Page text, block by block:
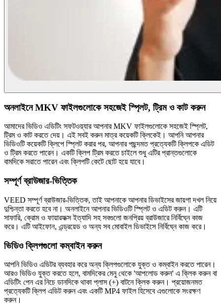
অনলাইনে MKV ফাইলগুলোকে সহজেই স্প্লিট, ট্রিম ও কাট করুন
আমাদের ভিডিও এডিটিং সফটওয়্যার আপনার MKV ফাইলগুলোকে সহজেই স্প্লিট,
ট্রিম ও কাট করতে দেয়। এই সবই করুন মাত্র কয়েকটি ক্লিকেই। আপনি আপনার
ভিডিওটি কয়েকটি ক্লিপে স্প্লিট করার পর, আপনার পছন্দমত প্রত্যেকটি ক্লিপকে এডিট
ও ট্রিম করতে পারেন। একটি ক্লিপ ট্রিম করতে চাইলে শুধু এটির প্রান্তগুলোকে
বামদিকে সরাতে পারেন এবং ক্লিপটি কেটে ছোট হয়ে যাবে।
সম্পূর্ণ ব্রাউজার-ভিত্তিক
VEED সম্পূর্ণ ব্রাউজার-ভিত্তিক, তাই আপনাকে আপনার ডিভাইসের জায়গা দখল নিয়ে
দুশ্চিন্তা করতে হবে না। অনলাইনে আপনার ভিডিওটি স্প্লিট ও এডিট করুন। এটি
সাফারি, ক্রোম ও ফায়ারফক্স ইত্যাদি সহ সবগুলো জনপ্রিয় ব্রাউজারে নির্বিঘ্নে কাজ
করে। এটি আইফোন, এন্ড্রয়েড ও অন্য সব মোবাইল ডিভাইসে নির্বিঘ্নে কাজ করে।
ভিডিও ক্লিপগুলো কম্বাইন করুন
আপনি ভিডিও এডিটর ব্যবহার করে অন্য ক্লিপগুলোকে যুক্ত ও কম্বাইন করতে পারেন।
আরও ভিডিও যুক্ত করতে হলে, বামদিকের মেনু থেকে 'আপলোড করুন' এ ক্লিক করুন বা
এডিটিং পেন এর নিচে ডানদিকে থাকা প্লাস (+) বাটনে ক্লিক করুন। প্রয়োজনমত
প্রত্যেকটি ক্লিপ এডিট করুন এবং একটি MP4 ফাইল হিসেবে এগুলোকে সংরক্ষণ
করুন।